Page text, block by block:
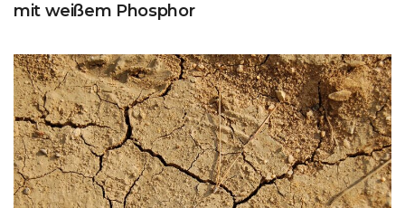
mit weißem Phosphor